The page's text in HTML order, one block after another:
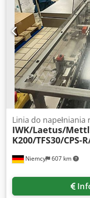
Niemcy 607 km
Linia do napełniania
IWK/Laetus/
K200/TFS30/CPS-